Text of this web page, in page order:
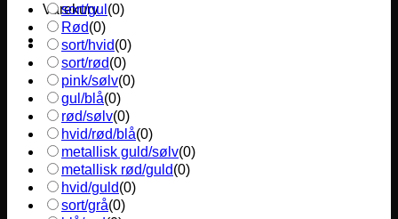
Varekurv
sort/gul (0)
Rød(0)
sort/hvid(0)
sort/rød(0)
pink/sølv(0)
gul/blå(0)
rød/sølv(0)
hvid/rød/blå(0)
metallisk guld/sølv(0)
metallisk rød/guld(0)
hvid/guld(0)
sort/grå(0)